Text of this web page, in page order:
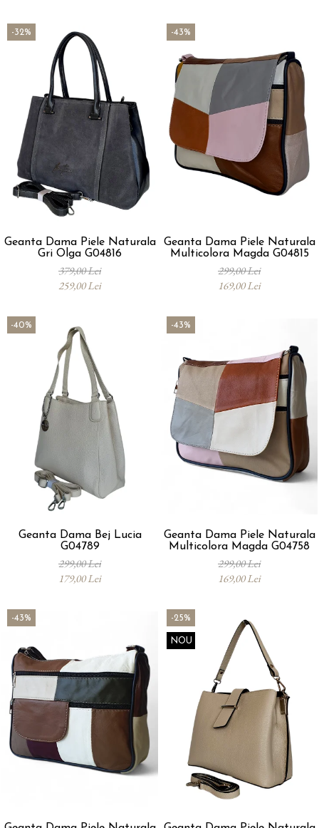
-32%
Geanta Dama Piele Naturala
Gri Olga G04816
379,00 Lei
259,00 Lei
-43%
Geanta Dama Piele Naturala
Multicolora Magda G04815
299,00 Lei
169,00 Lei
-40%
Geanta Dama Bej Lucia
G04789
299,00 Lei
179,00 Lei
-43%
Geanta Dama Piele Naturala
Multicolora Magda G04758
299,00 Lei
169,00 Lei
-43% -25%
NOU